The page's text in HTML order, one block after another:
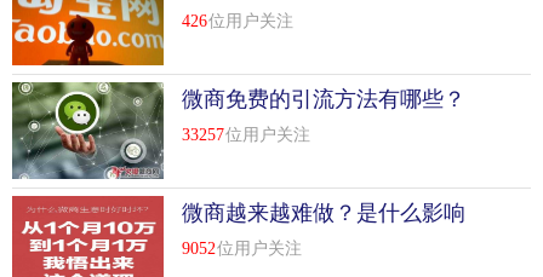
源两大技巧
426位用户关注
微商免费的引流方法有哪些？
33257位用户关注
微商越来越难做？是什么影响
你稳定出单？
9052位用户关注